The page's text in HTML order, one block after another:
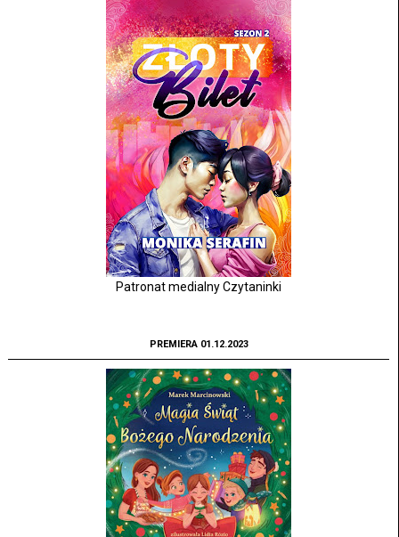
Patronat medialny Czytaninki
PREMIERA 01.12.2023